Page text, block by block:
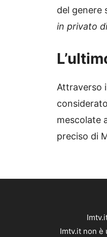
del genere
in privato
Attraverso
mescolate
preciso di
Imtv.it non